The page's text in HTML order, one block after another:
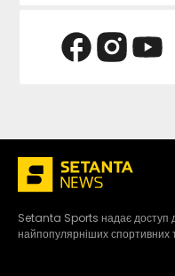
Setanta Sports надає доступ
найпопулярніших спортивних